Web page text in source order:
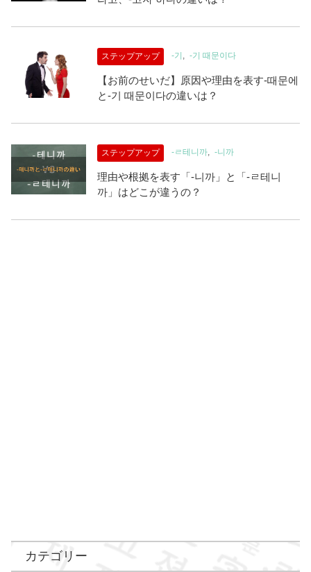
ステップアップ -기 -기 때문이다
【お前のせいだ】原因や理由を表す-때문에
と-기 때문이다の違いは？
ステップアップ -ㄹ테니까 -니까
理由や根拠を表す「-니까」と「-ㄹ테니
까」はどこが違うの？
カテゴリー